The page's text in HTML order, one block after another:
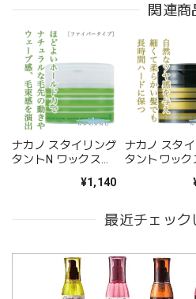
関連商
ナカノ スタイリング
タントN ワックス
¥1,140
ナカノ スタ
タントワック
ャイニー）
最近チェック